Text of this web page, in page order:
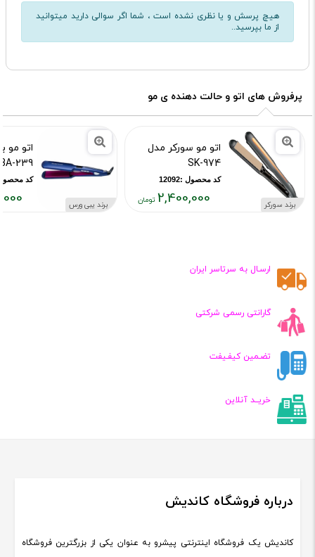
هیچ پرسش و یا نظری نشده است ، شما اگر سوالی دارید میتوانید
از ما بپرسید..
پرفروش های اتو و حالت دهنده ی مو
برند سورکر
اتو مو سورکر مدل
SK-974
کد محصول :12092
2,400,000 برند یبی ورس
اتو مو
BA-239
کد محصول
ارسـال به سرتاسر ایران
گارانتی رسمی شرکتی
تضـمین کیفـیفت
خریــد آنلاین
درباره فروشگاه کاندیش
کاندیش یک فروشگاه اینترنتی پیشرو به عنوان یکی از بزرگترین فروشگاه